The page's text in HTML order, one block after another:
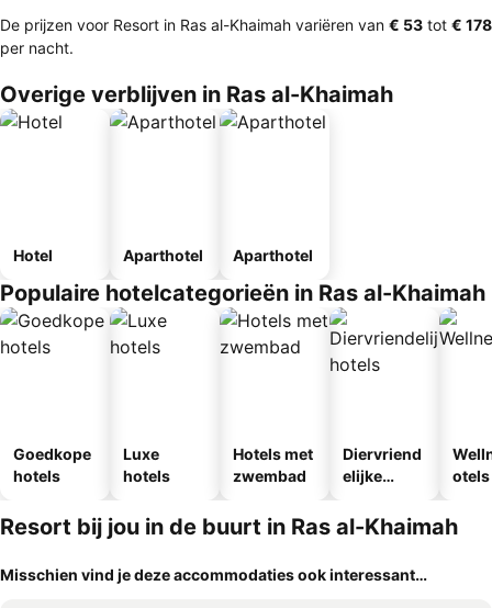
De prijzen voor Resort in Ras al-Khaimah variëren van ‎€ 53 tot ‎€ 178
per nacht.
Overige verblijven in Ras al-Khaimah
Hotel Aparthotel Aparthotel
Populaire hotelcategorieën in Ras al-Khaimah
Goedkope
hotels
Luxe
hotels
Hotels met
zwembad
Diervriend
elijke
otels
Resort bij jou in de buurt in Ras al-Khaimah
Misschien vind je deze accommodaties ook interessant…